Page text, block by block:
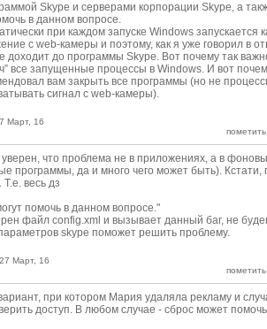
Skype и серверами корпорации Skype, а
в данном вопросе.
при каждом запуске Windows запускается
с web-камеры и поэтому, как я уже говорил в
до программы Skype. Вот почему так
все запущенные процессы в Windows. И вот
вам закрыть все программы (но не
сигнал с web-камеры).
Март, 16
что проблема не в приложениях, а в
программы, да и много чего может быть). Кстати,
весь дз
помочь в данном вопросе."
файл config.xml и вызывает данный баг, не
skype поможет решить проблему.
27 Март, 16
при котором Мария удаляла рекламу и
доступ. В любом случае - сброс может